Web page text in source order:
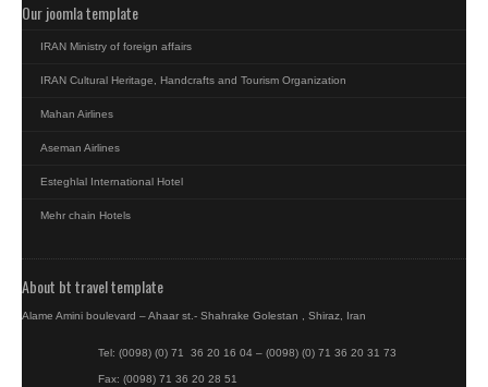
Our joomla template
IRAN Ministry of foreign affairs
IRAN Cultural Heritage, Handcrafts and Tourism Organization
Mahan Airlines
Aseman Airlines
Esteghlal International Hotel
Mehr chain Hotels
About bt travel template
Alame Amini boulevard – Ahaar st.- Shahrake Golestan , Shiraz, Iran
Tel: (0098) (0) 71 36 20 16 04 – (0098) (0) 71 36 20 31 73
Fax: (0098) 71 36 20 28 51